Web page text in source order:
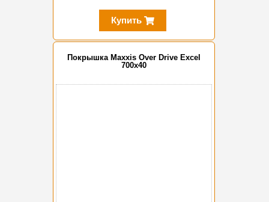
Купить
Покрышка Maxxis Over Drive Excel
700x40